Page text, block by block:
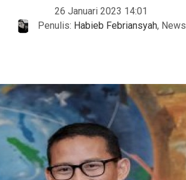
26 Januari 2023 14:01
Penulis: Habieb Febriansyah, News